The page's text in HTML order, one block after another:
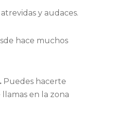
y audaces.
hace muchos
Puedes hacerte
en la zona